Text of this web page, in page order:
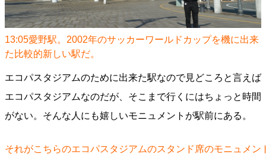
13:05愛野駅。2002年のサッカーワールドカップを機に出来
た比較的新しい駅だ。
エコパスタジアムのために出来た駅なので見どころと言えば
エコパスタジアムなのだが、そこまで行くにはちょっと時間
がない。そんな人にも嬉しいモニュメントが駅前にある。
それがこちらのエコパスタジアムのスタンド席のモニュメン